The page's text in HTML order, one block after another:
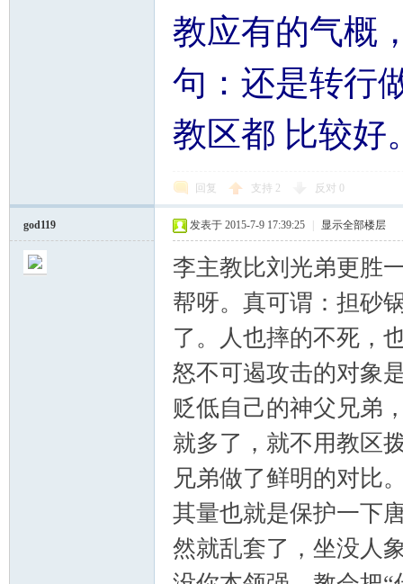
教应有的气概
句：还是转行
教区都 比较好
回复 支持 2 反对 0
god119 发表于 2015-7-9 17:39:25 显示全部楼层
李主教比刘光弟更胜
帮呀。真可谓：担砂
了。人也摔的不死，
怒不可遏攻击的对象
贬低自己的神父兄弟
就多了，就不用教区
兄弟做了鲜明的对比
其量也就是保护一下
然就乱套了，坐没人